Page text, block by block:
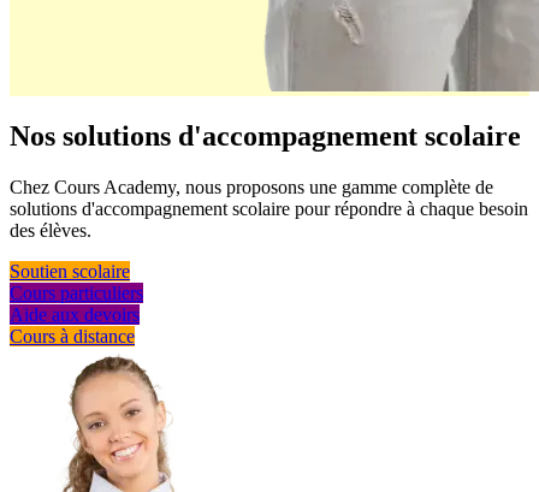
Nos solutions d'accompagnement scolaire
Chez Cours Academy, nous proposons une gamme complète de
solutions d'accompagnement scolaire pour répondre à chaque besoin
des élèves.
Soutien scolaire
Cours particuliers
Aide aux devoirs
Cours à distance